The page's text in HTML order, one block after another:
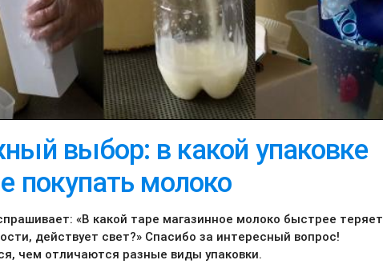
выбор: в какой упаковке
покупать молоко
«В какой таре магазинное молоко быстрее теряет
действует свет?» Спасибо за интересный вопрос!
чем отличаются разные виды упаковки.